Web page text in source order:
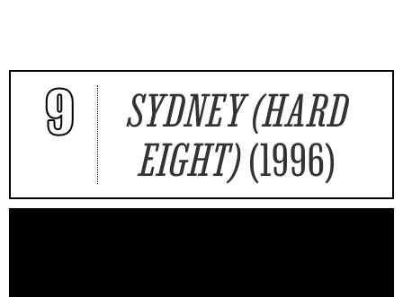
9
SYDNEY (HARD
EIGHT)(1996)